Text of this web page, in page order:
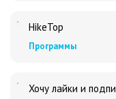
HikeTop
Программы
Хочу лайки и